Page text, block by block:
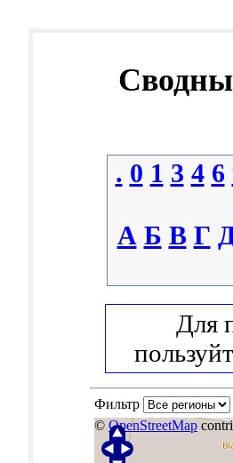
. 0 1 3 4 6
А Б В Г
Для
Фильтр
© OpenStreetMap